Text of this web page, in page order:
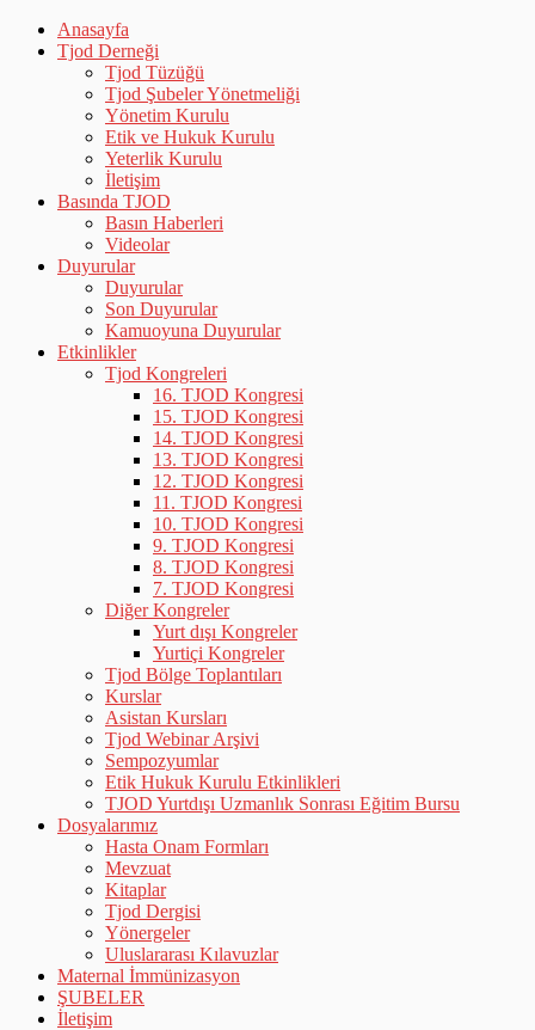
Anasayfa
Tjod Derneği
Tjod Tüzüğü
Tjod Şubeler Yönetmeliği
Yönetim Kurulu
Etik ve Hukuk Kurulu
Yeterlik Kurulu
İletişim
Basında TJOD
Basın Haberleri
Videolar
Duyurular
Duyurular
Son Duyurular
Kamuoyuna Duyurular
Etkinlikler
Tjod Kongreleri
16. TJOD Kongresi
15. TJOD Kongresi
14. TJOD Kongresi
13. TJOD Kongresi
12. TJOD Kongresi
11. TJOD Kongresi
10. TJOD Kongresi
9. TJOD Kongresi
8. TJOD Kongresi
7. TJOD Kongresi
Diğer Kongreler
Yurt dışı Kongreler
Yurtiçi Kongreler
Tjod Bölge Toplantıları
Kurslar
Asistan Kursları
Tjod Webinar Arşivi
Sempozyumlar
Etik Hukuk Kurulu Etkinlikleri
TJOD Yurtdışı Uzmanlık Sonrası Eğitim Bursu
Dosyalarımız
Hasta Onam Formları
Mevzuat
Kitaplar
Tjod Dergisi
Yönergeler
Uluslararası Kılavuzlar
Maternal İmmünizasyon
ŞUBELER
İletişim